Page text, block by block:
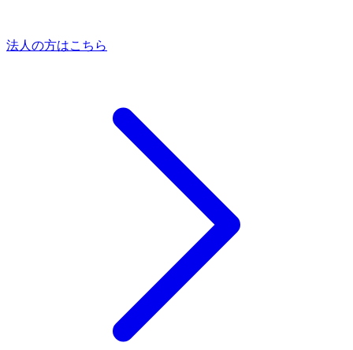
法人の方はこちら